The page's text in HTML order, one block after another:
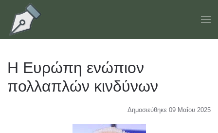
Skip to main content
Η Ευρώπη ενώπιον
πολλαπλών κινδύνων
Δημοσιεύθηκε 09 Μαΐου 2025